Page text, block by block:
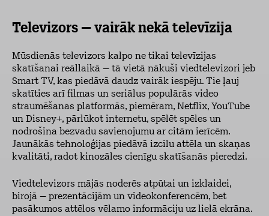
Televizors – vairāk nekā televīzija
Mūsdienās televizors kalpo ne tikai televīzijas
skatīšanai reāllaikā – tā vietā nākuši viedtelevizori jeb
Smart TV, kas piedāvā daudz vairāk iespēju. Tie ļauj
skatīties arī filmas un seriālus populārās video
straumēšanas platformās, piemēram, Netflix, YouTube
un Disney+, pārlūkot internetu, spēlēt spēles un
nodrošina bezvadu savienojumu ar citām ierīcēm.
Jaunākās tehnoloģijas piedāvā izcilu attēla un skaņas
kvalitāti, radot kinozāles cienīgu skatīšanās pieredzi.
Viedtelevizors mājās noderēs atpūtai un izklaidei,
birojā – prezentācijām un videokonferencēm, bet
pasākumos attēlos vēlamo informāciju uz lielā ekrāna.